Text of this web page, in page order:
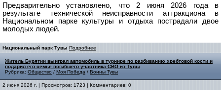
Предварительно установлено, что 2 июня 2026 года в
результате технической неисправности аттракциона в
Национальном парке культуры и отдыха пострадали двое
молодых людей.
Национальный парк Тувы Подробнее
Житель Бурятии выиграл автомобиль в турнире по разбиванию хребтовой кости и
подарил его семье погибшего участника СВО из Тувы
Рубрика: Общество / Моя Победа / Воины Тувы
2 июня 2026 г. | Просмотров: 1723 | Комментариев: 0